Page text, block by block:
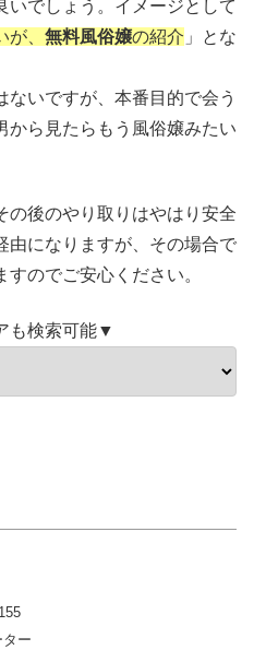
いでしょう。イメージとして
、 無料風俗嬢の紹介 」とな
ないですが、本番目的で会う
から見たらもう風俗嬢みたい
の後のやり取りはやはり安全
由になりますが、その場合で
すのでご安心ください。
も検索可能▼
ター